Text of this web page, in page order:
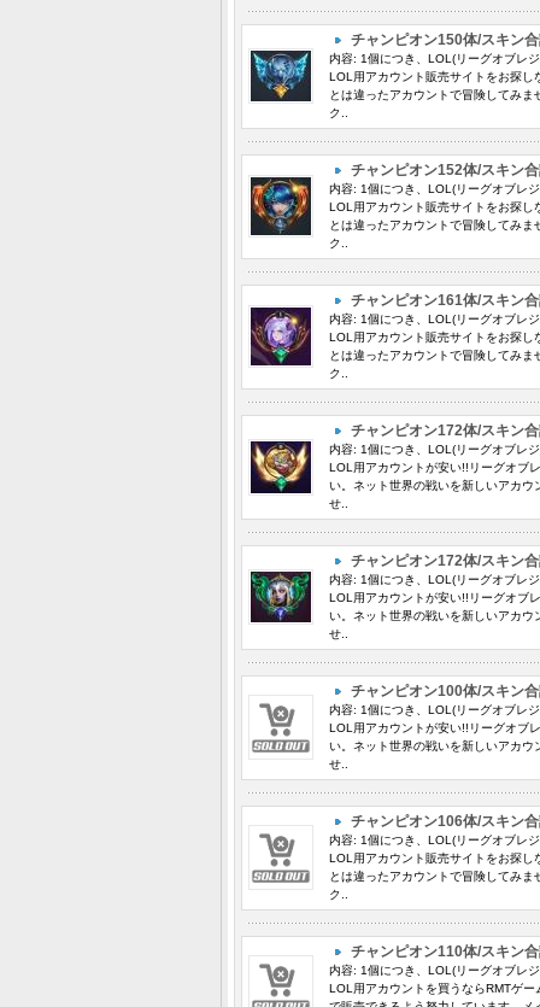
チャンピオン150体/スキン
内容: 1個につき、LOL(リーグオブレ
LOL用アカウント販売サイトをお探し
とは違ったアカウントで冒険してみ
ク..
チャンピオン152体/スキン
内容: 1個につき、LOL(リーグオブレ
LOL用アカウント販売サイトをお探し
とは違ったアカウントで冒険してみ
ク..
チャンピオン161体/スキン
内容: 1個につき、LOL(リーグオブレ
LOL用アカウント販売サイトをお探し
とは違ったアカウントで冒険してみ
ク..
チャンピオン172体/スキン
内容: 1個につき、LOL(リーグオブレ
LOL用アカウントが安い!!リーグオブ
い。ネット世界の戦いを新しいアカ
せ..
チャンピオン172体/スキン
内容: 1個につき、LOL(リーグオブレ
LOL用アカウントが安い!!リーグオブ
い。ネット世界の戦いを新しいアカ
せ..
チャンピオン100体/スキン
内容: 1個につき、LOL(リーグオブレ
LOL用アカウントが安い!!リーグオブ
い。ネット世界の戦いを新しいアカ
せ..
チャンピオン106体/スキン
内容: 1個につき、LOL(リーグオブレ
LOL用アカウント販売サイトをお探し
とは違ったアカウントで冒険してみ
ク..
チャンピオン110体/スキン
内容: 1個につき、LOL(リーグオブレ
LOL用アカウントを買うならRMTゲ